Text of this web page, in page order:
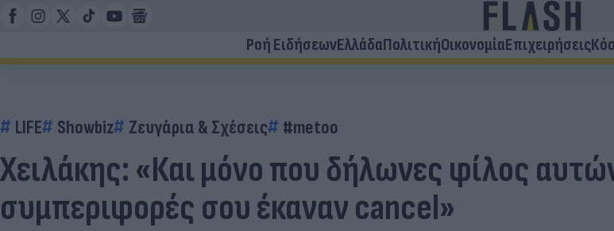
Ροή ΕιδήσεωνΕλλάδαΠολιτικήΟικονομίαΕπιχειρήσεις
LIFE Showbiz Ζευγάρια & Σχέσεις #metoo
Χειλάκης: «Και μόνο που δήλωνες φίλος
συμπεριφορές σου έκαναν cancel»